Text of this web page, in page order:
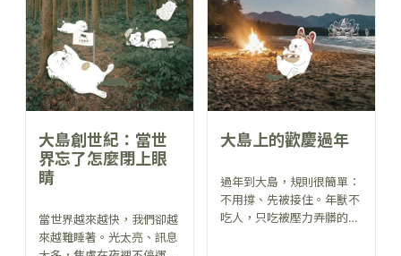
倒數 3天03小時58分鐘29秒
大島創世紀：當世
界忘了怎麼閉上眼
睛
當世界越來越快，我們卻越
來越難睡著。光太亮、訊息
大島上的歡慶過年
過年到大島，規則很簡單：
不用撐、先被接住。年獸不
吃人，只吃被壓力弄髒的